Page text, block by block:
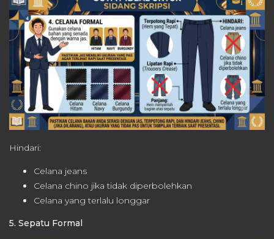
Hindari:
Celana jeans
Celana chino jika tidak diperbolehkan
Celana yang terlalu longgar
5. Sepatu Formal